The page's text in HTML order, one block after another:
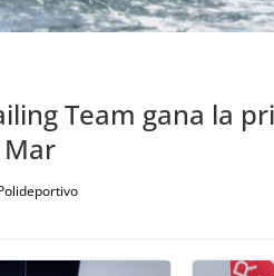
Team gana la
Mar